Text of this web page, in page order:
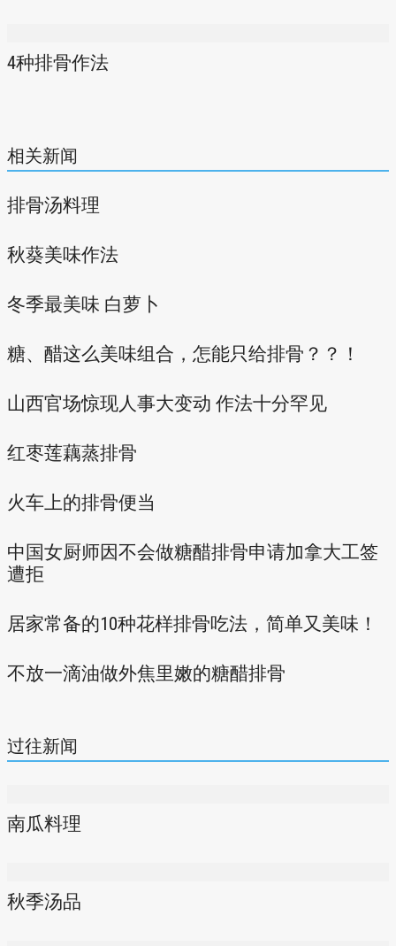
4种排骨作法
相关新闻
排骨汤料理
秋葵美味作法
冬季最美味 白萝卜
糖、醋这么美味组合，怎能只给排骨？？！
山西官场惊现人事大变动 作法十分罕见
红枣莲藕蒸排骨
火车上的排骨便当
中国女厨师因不会做糖醋排骨申请加拿大工签
遭拒
居家常备的10种花样排骨吃法，简单又美味！
不放一滴油做外焦里嫩的糖醋排骨
过往新闻
南瓜料理
秋季汤品